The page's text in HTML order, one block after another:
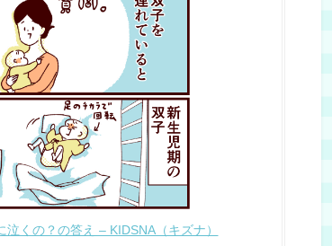
泣くの？の答え – KIDSNA（キズナ）